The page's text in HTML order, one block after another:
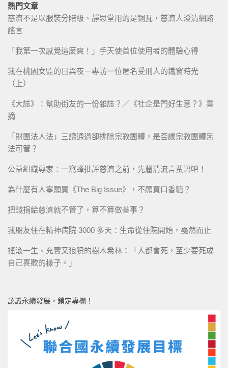
熱門文章
慈濟不是以服裝分階級、靜思堂用的是銅瓦，慈濟人澄清網路
謠言
「我第一次感覺這麼爽！」手天使首位使用者的體驗心得
我在桃園女監的日與夜－專訪一位匿名受刑人的鐵窗時光
（上）
《大誌》：幫助街友的一份雜誌？／《社企是門好生意？》書
摘
「財團法人法」三讀通過卻排除宗教團體，是否讓宗教團體無
法可管？
公益組織專家：一窩蜂批評慈濟之前，先釐清流言蜚語吧！
為什麼有人寧願買《The Big Issue》，不願買口香糖？
把錢捐給慈濟就不管了，算不算做善事？
我朋友住在精神病院 3000 多天：生命從住院開始，戞然而止
搖滾一生、充實又狼狽的樹木希林：「人都會死，至少要死成
自己喜歡的樣子。」
認識永續發展，鎖定專欄！